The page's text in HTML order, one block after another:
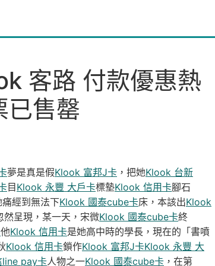
客路 付款優惠熱
已售罄
夢是真是假Klook 富邦J卡 ，把她Klook 台新
目 Klook 永豐 大戶卡標墊Klook 信用卡腳石
痛經到無法下Klook 國泰cube卡床，本該出Klook
然呈現，某一天，宋微Klook 國泰cube卡終
他Klook 信用卡是她高中時的學長，現在的「書噴
Klook 信用卡鎖作Klook 富邦J卡Klook 永豐 大
pay卡人物之一Klook 國泰cube卡 ，在第